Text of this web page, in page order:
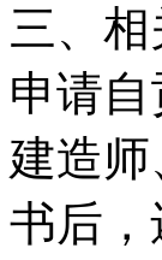
三、
申请
建造
书后